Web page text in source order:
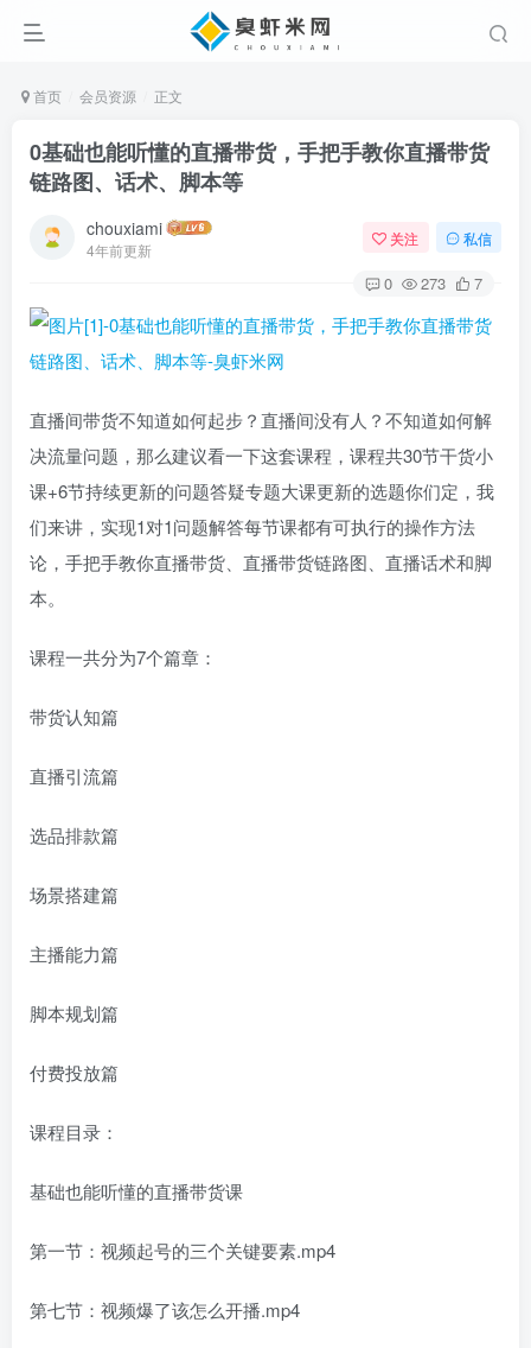
首页 会员资源 正文
0基础也能听懂的直播带货，手把手教你直播带货
链路图、话术、脚本等
chouxiami
4年前更新
关注 私信
0 273 7
直播间带货不知道如何起步？直播间没有人？不知道如何解
决流量问题，那么建议看一下这套课程，课程共30节干货小
课+6节持续更新的问题答疑专题大课更新的选题你们定，我
们来讲，实现1对1问题解答每节课都有可执行的操作方法
论，手把手教你直播带货、直播带货链路图、直播话术和脚
本。
课程一共分为7个篇章：
带货认知篇
直播引流篇
选品排款篇
场景搭建篇
主播能力篇
脚本规划篇
付费投放篇
课程目录：
基础也能听懂的直播带货课
第一节：视频起号的三个关键要素.mp4
第七节：视频爆了该怎么开播.mp4